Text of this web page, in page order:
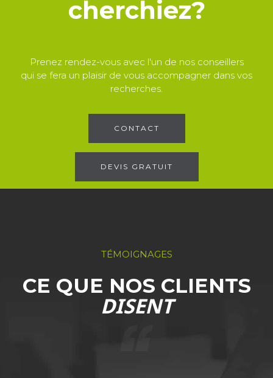
cherchiez?
Prenez rendez-vous avec l'un de nos conseillers
qui se fera un plaisir de vous accompagner dans vos
recherches.
CONTACT
DEVIS GRATUIT
TÉMOIGNAGES
CE QUE NOS CLIENTS
DISENT